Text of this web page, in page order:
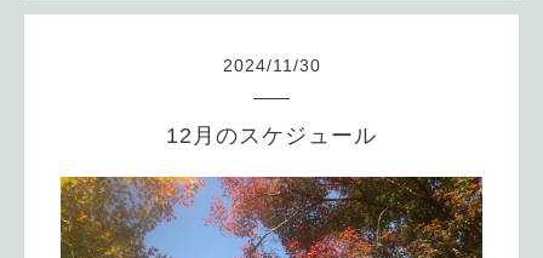
2024/11 /30
12月のスケジュール